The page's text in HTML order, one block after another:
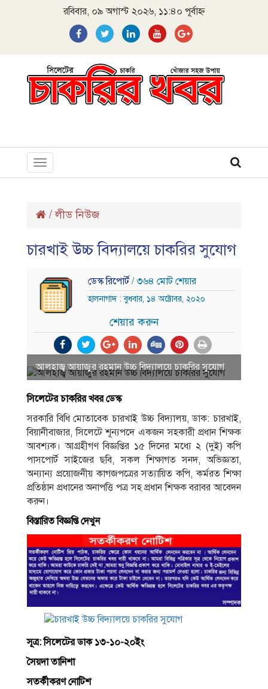
রবিবার, ০৯ অগাস্ট ২০২৬, ১১:৪০ পূর্বাহ্ন
Toggle
navigation
/লীড নিউজ
চারখাই উচ্চ বিদ্যালয়ে চাকরির সুযোগ
ডেস্ক রিপোর্ট/ ৩৬৪ মোট শেয়ার
হালনাগাদ : বুধবার, ১৪ অক্টোবর, ২০২০
শেয়ার করুন
আলহাজ্ব আয়াজুর রহমান উচ্চ বিদ্যালয়ে চাকরির সুযোগ
সিলেটের চাকরির খবর ডেস্ক
সরকারি বিধি মােতাবেক চারখাই উচ্চ বিদ্যালয়, ডাক: চারখাই,
বিয়ানীবাজার, সিলেটে শূন্যপদে একজন সহকারী প্রধান শিক্ষক
আবশ্যক। আগ্রহীগণ বিজ্ঞপ্তির ১৫ দিনের মধ্যে ২ (দুই) কপি
পাসপাের্ট সাইজের ছবি, সকল শিক্ষাগত সনদ, অভিজ্ঞতা,
অন্যান্য প্রয়ােজনীয় কাগজপত্রের সত্যায়িত কপি, কর্মরত শিক্ষা
প্রতিষ্ঠান প্রধানের অনাপত্তি পত্র সহ প্রধান শিক্ষক বরাবর আবেদন
করুন।
বিস্তারিত বিজ্ঞপ্তি দেখুন
সূত্র: সিলেটের ডাক ১৩-১০-২০ইং
সৈয়দা তানিশা
সতর্কীকরণ নােটিশ